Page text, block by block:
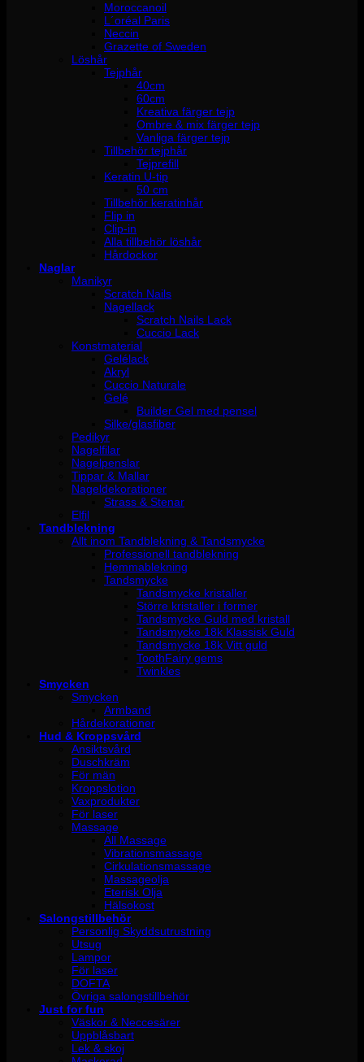
Moroccanoil
L´oréal Paris
Neccin
Grazette of Sweden
Löshår
Tejphår
40cm
60cm
Kreativa färger tejp
Ombre & mix färger tejp
Vanliga färger tejp
Tillbehör tejphår
Tejprefill
Keratin U-tip
50 cm
Tillbehör keratinhår
Flip in
Clip-in
Alla tillbehör löshår
Hårdockor
Naglar
Manikyr
Scratch Nails
Nagellack
Scratch Nails Lack
Cuccio Lack
Konstmaterial
Gelélack
Akryl
Cuccio Naturale
Gelé
Builder Gel med pensel
Silke/glasfiber
Pedikyr
Nagelfilar
Nagelpenslar
Tippar & Mallar
Nageldekorationer
Strass & Stenar
Elfil
Tandblekning
Allt inom Tandblekning & Tandsmycke
Professionell tandblekning
Hemmablekning
Tandsmycke
Tandsmycke kristaller
Större kristaller i former
Tandsmycke Guld med kristall
Tandsmycke 18k Klassisk Guld
Tandsmycke 18k Vitt guld
ToothFairy gems
Twinkles
Smycken
Smycken
Armband
Hårdekorationer
Hud & Kroppsvård
Ansiktsvård
Duschkräm
För män
Kroppslotion
Vaxprodukter
För laser
Massage
All Massage
Vibrationsmassage
Cirkulationsmassage
Massageolja
Eterisk Olja
Hälsokost
Salongstillbehör
Personlig Skyddsutrustning
Utsug
Lampor
För laser
DOFTA
Övriga salongstillbehör
Just for fun
Väskor & Neccesärer
Uppblåsbart
Lek & skoj